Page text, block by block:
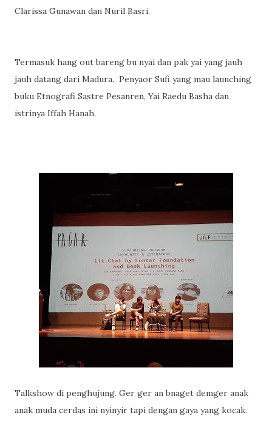
Clarissa Gunawan dan Nuril Basri.
Termasuk hang out bareng bu nyai dan pak yai yang jauh
jauh datang dari Madura. Penyaor Sufi yang mau launching
buku Etnografi Sastre Pesanren, Yai Raedu Basha dan
istrinya Iffah Hanah.
Talkshow di penghujung. Ger ger an bnaget demger anak
anak muda cerdas ini nyinyir tapi dengan gaya yang kocak.